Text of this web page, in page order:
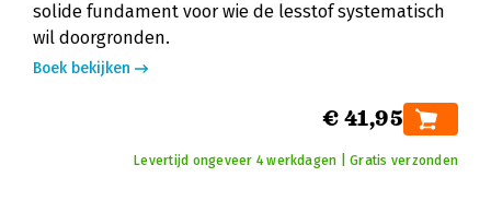
solide fundament voor wie de lesstof systematisch
wil doorgronden.
Boek bekijken
€ 41,95
Levertijd ongeveer 4 werkdagen | Gratis verzonden